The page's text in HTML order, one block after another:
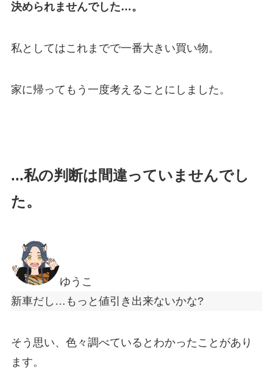
決められませんでした…。
私としてはこれまでで一番大きい買い物。
家に帰ってもう一度考えることにしました。
...私の判断は間違っていませんでし
た。
ゆうこ
新車だし…もっと値引き出来ないかな?
そう思い、色々調べているとわかったことがあり
ます。